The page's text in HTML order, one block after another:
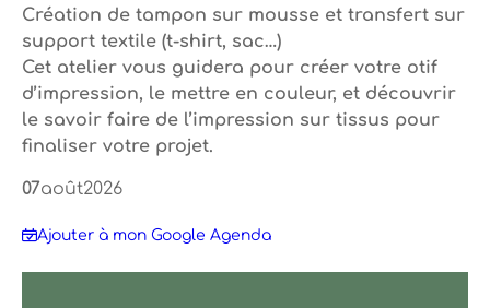
Création de tampon sur mousse et transfert sur
support textile (t-shirt, sac…)
Cet atelier vous guidera pour créer votre otif
d’impression, le mettre en couleur, et découvrir
le savoir faire de l’impression sur tissus pour
finaliser votre projet.
07août2026
Ajouter à mon Google Agenda